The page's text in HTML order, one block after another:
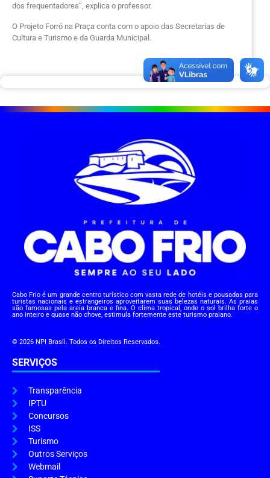
dos frequentadores”, explica o professor.
O Projeto Forró na Praça conta com o apoio das Secretarias de
Cultura e Turismo e da Guarda Municipal.
Cabo Frio é um grande centro turístico com vasta rede de hotéis e pousadas para
turistas nacionais e estrangeiros aproveitarem suas belezas naturais. As praias
são famosas pela areia branca e fina. O clima tropical, onde o sol brilha forte o
ano inteiro e quase não chove, estimula fortemente este turismo praiano.
© 2026 NPI Brasil. Todos os Direitos Reservados.
SERVIÇOS
Transparência
IPTU
Concursos
ISS
Turismo
Outros Serviços
Webmail